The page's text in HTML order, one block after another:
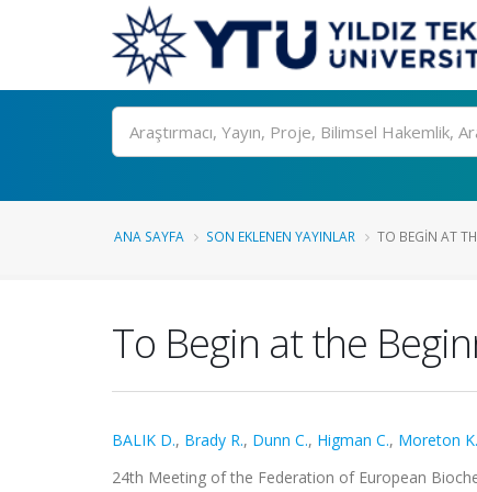
Ara
ANA SAYFA SON EKLENEN YAYINLAR TO BEGIN AT
To Begin at the
BALIK D., Brady R., Dunn C., Higman C., Moreton K.
24th Meeting of the Federation of European